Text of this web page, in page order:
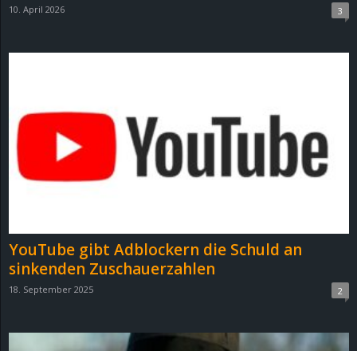
10. April 2026 3
YouTube gibt Adblockern die Schuld an
sinkenden Zuschauerzahlen
18. September 2025 2